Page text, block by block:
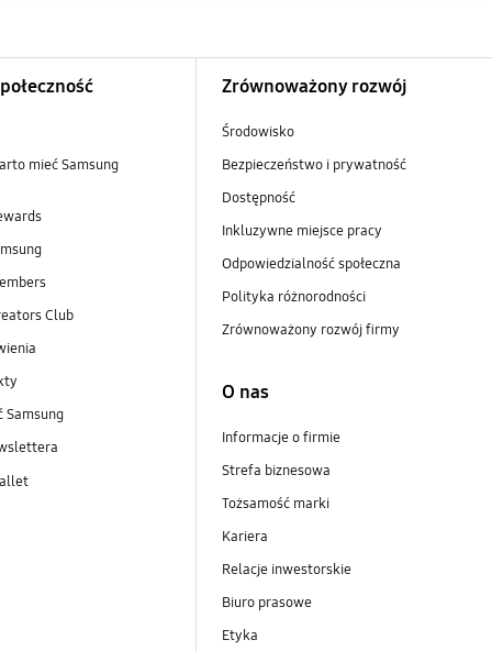
mieć Samsung
Club
Samsung
Zrównoważony rozwój
Środowisko
Bezpieczeństwo i prywatność
Dostępność
Inkluzywne miejsce pracy
Odpowiedzialność społeczna
Polityka różnorodności
Zrównoważony rozwój firmy
O nas
Informacje o firmie
Strefa biznesowa
Tożsamość marki
Kariera
Relacje inwestorskie
Biuro prasowe
Etyka